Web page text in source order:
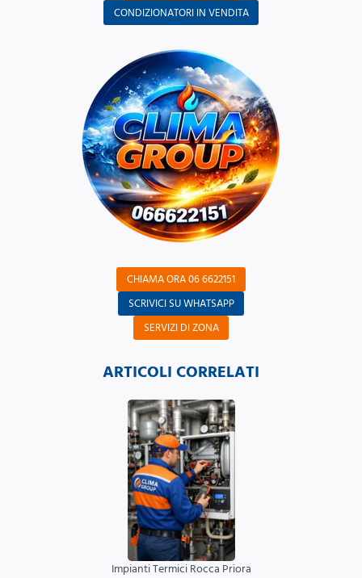
CONDIZIONATORI IN VENDITA
CHIAMA ORA 06 6622151
SCRIVICI SU WHATSAPP
SERVIZI DI ZONA
ARTICOLI CORRELATI
Impianti Termici Rocca Priora